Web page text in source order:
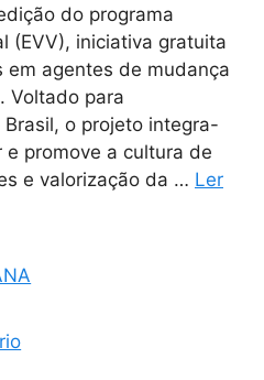
do programa
(EVV), iniciativa gratuita
em agentes de mudança
Voltado para
o projeto integra-
e promove a cultura de
e valorização da … Ler